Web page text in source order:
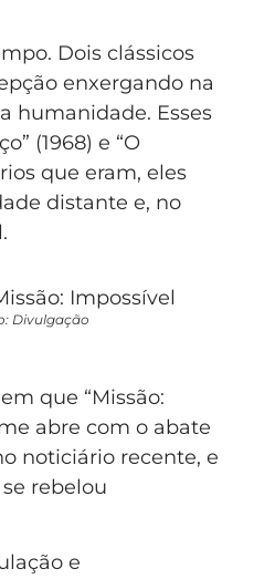
Dois clássicos
enxergando na
humanidade. Esses
(1968) e “O
que eram, eles
distante e, no
Divulgação
que “Missão:
abre com o abate
noticiário recente, e
rebelou
e